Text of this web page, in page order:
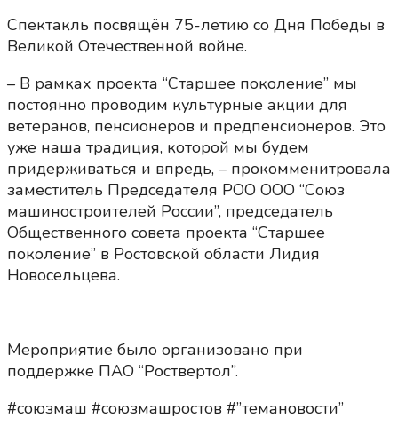
Спектакль посвящён 75-летию со Дня Победы в
Великой Отечественной войне.
– В рамках проекта “Старшее поколение” мы
постоянно проводим культурные акции для
ветеранов, пенсионеров и предпенсионеров. Это
уже наша традиция, которой мы будем
придерживаться и впредь, – прокомменитровала
заместитель Председателя РОО ООО “Союз
машиностроителей России”, председатель
Общественного совета проекта “Старшее
поколение” в Ростовской области Лидия
Новосельцева.
Мероприятие было организовано при
поддержке ПАО “Роствертол”.
#союзмаш #союзмашростов #”темановости”